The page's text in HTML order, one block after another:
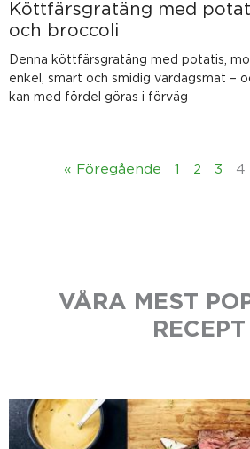
Köttfärsgratäng med
och broccoli
Denna köttfärsgratäng med potatis,
enkel, smart och smidig vardagsmat –
kan med fördel göras i förväg
« Föregående 1 2 3 4
VÅRA MEST
RECEPT